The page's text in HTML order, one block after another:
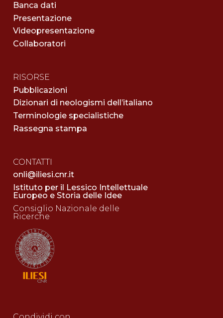
Banca dati
Presentazione
Videopresentazione
Collaboratori
RISORSE
Pubblicazioni
Dizionari di neologismi dell’italiano
Terminologie specialistiche
Rassegna stampa
CONTATTI
onli@iliesi.cnr.it
Istituto per il Lessico Intellettuale
Europeo e Storia delle Idee
Consiglio Nazionale delle
Ricerche